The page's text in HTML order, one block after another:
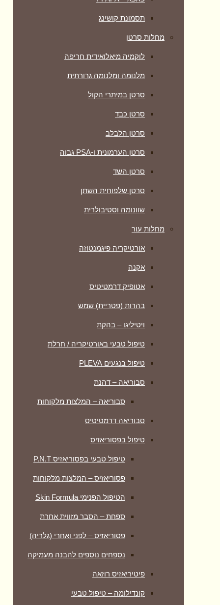
תסמונת קושינג
מחלות סרטן
לוקמיה מיאלואידית חריפה
מלנומה ומלנומה גרורתית
סרטן במיתרי הקול
סרטן כבד
סרטן הלבלב
סרטן הערמונית ו-PSA גבוה
סרטן השד
סרטן שלפוחית השתן
שוונומה וסטיבולרית
מחלות עור
אורטיקריה פיגמנטוזה
אקנה
אטופיק דרמטיטיס
בהרות (פטריית) שמש
ויטיליגו – בהקת
טיפול טבעי באורטיקריה / חרלת
טיפול בנגעים PLEVA
סבוריאה – דהנת
סבוריאה – המלצות מלקוחות
סבוריאה דרמטיטיס
טיפול בפסוריאזיס
טיפול טבעי בפסוריאזיס P.N.T
פסוריאזיס – המלצות מלקוחות
הטיפול הפנימי Skin Formula
ספחת – הסבר מזווית אחרת
פסוריאזיס – לפני ואחרי (גלריה)
נספחים נוספים להבנה מעמיקה
פיטיריאזיס רוזאה
קונדילומה – טיפול טבעי